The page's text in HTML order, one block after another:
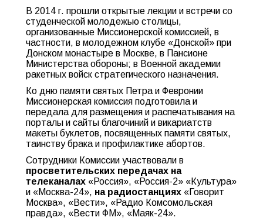
В 2014 г. прошли открытые лекции и встречи со
студенческой молодежью столицы,
организованные Миссионерской комиссией, в
частности, в молодежном клубе «Донской» при
Донском монастыре в Москве, в Пансионе
Министерства обороны; в Военной академии
ракетных войск стратегического назначения.
Ко дню памяти святых Петра и Февронии
Миссионерская комиссия подготовила и
передала для размещения и распечатывания на
порталы и сайты благочиний и викариатств
макеты буклетов, посвященных памяти святых,
таинству брака и профилактике абортов.
Сотрудники Комиссии участвовали в
просветительских передачах на
телеканалах «Россия», «Россия-2» «Культура»
и «Москва-24», на радиостанциях «Говорит
Москва», «Вести», «Радио Комсомольская
правда», «Вести ФМ», «Маяк-24».